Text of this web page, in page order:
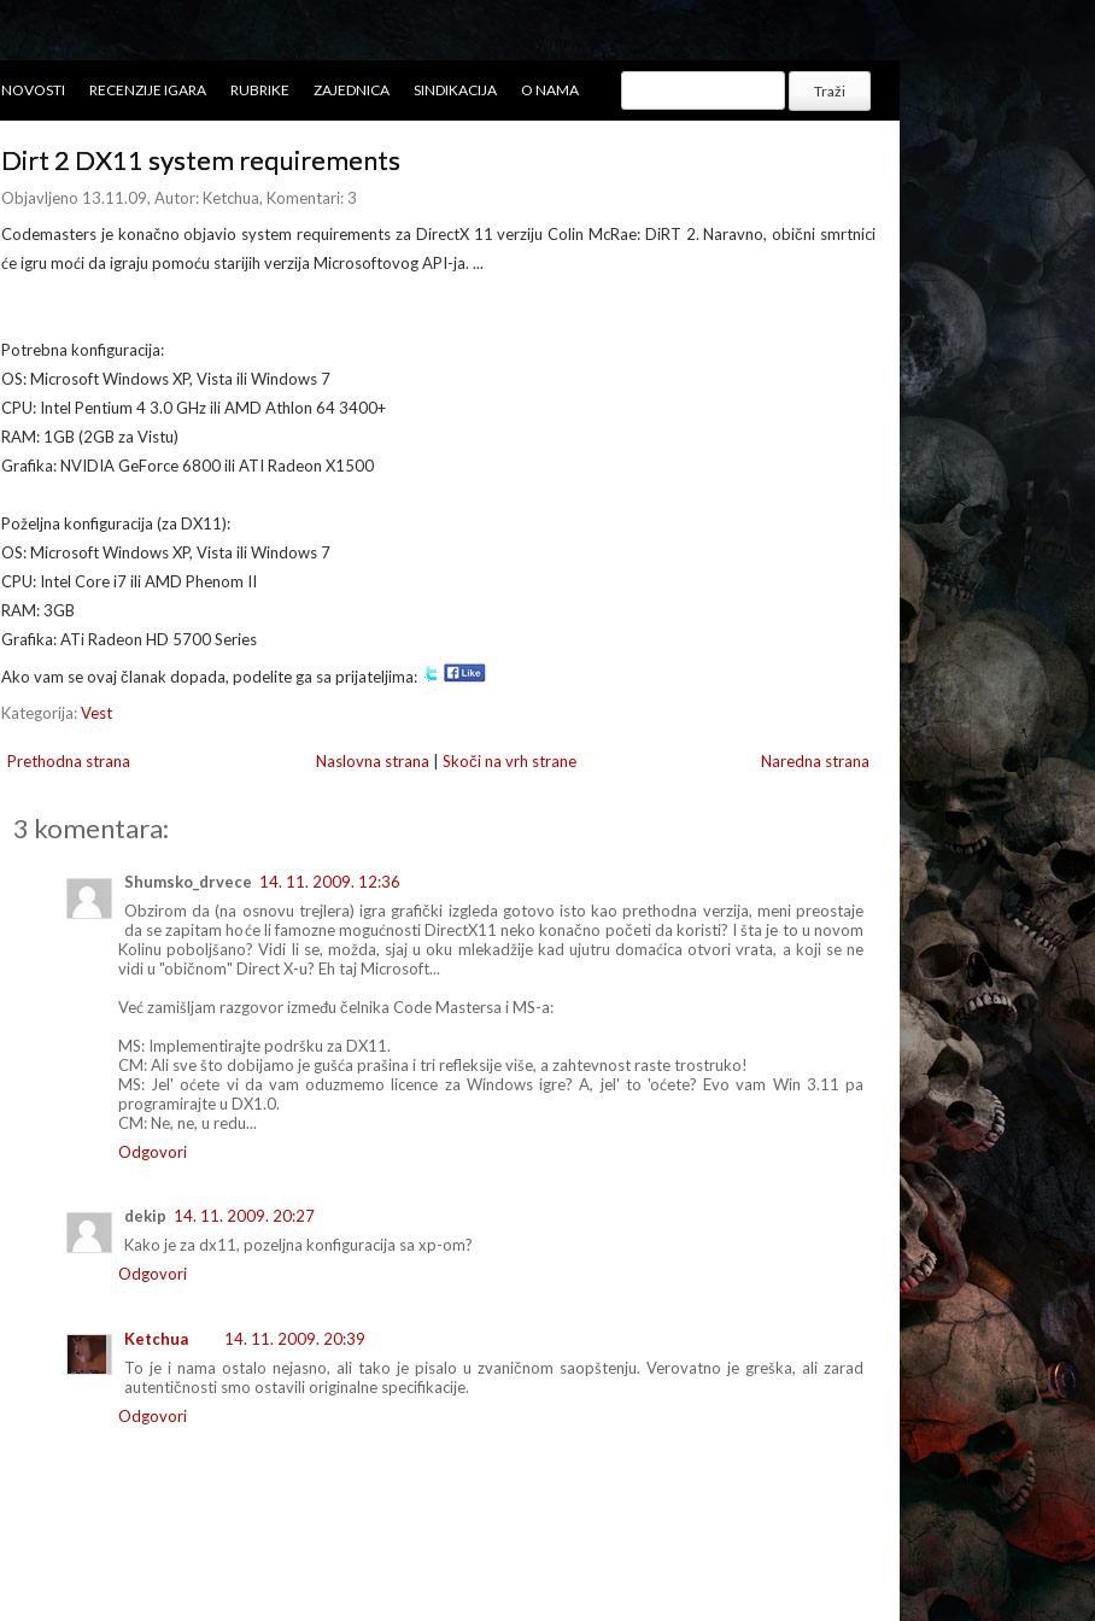
NOVOSTI RECENZIJE IGARA RUBRIKE ZAJEDNICA SINDIKACIJA O NAMA
Dirt 2 DX11 system requirements
Objavljeno 13.11.09, Autor:Ketchua, Komentari: 3
Codemasters je konačno objavio system requirements za DirectX 11 verziju Colin McRae: DiRT 2. Naravno, obični smrtnici
će igru moći da igraju pomoću starijih verzija Microsoftovog API-ja. ...
Potrebna konfiguracija:
OS: Microsoft Windows XP, Vista ili Windows 7
CPU: Intel Pentium 4 3.0 GHz ili AMD Athlon 64 3400+
RAM: 1GB (2GB za Vistu)
Grafika: NVIDIA GeForce 6800 ili ATI Radeon X1500
Poželjna konfiguracija (za DX11):
OS: Microsoft Windows XP, Vista ili Windows 7
CPU: Intel Core i7 ili AMD Phenom II
RAM: 3GB
Grafika: ATi Radeon HD 5700 Series
Ako vam se ovaj članak dopada, podelite ga sa prijateljima:
Kategorija:Vest
Naredna strana
Prethodna strana Naslovna strana Skoči na vrh strane
3 komentara:
Shumsko_drvece 14. 11. 2009. 12:36
Obzirom da (na osnovu trejlera) igra grafički izgleda gotovo isto kao prethodna verzija, meni preostaje
da se zapitam hoće li famozne mogućnosti DirectX11 neko konačno početi da koristi? I šta je to u novom
Kolinu poboljšano? Vidi li se, možda, sjaj u oku mlekadžije kad ujutru domaćica otvori vrata, a koji se ne
vidi u "običnom" Direct X-u? Eh taj Microsoft...
Već zamišljam razgovor između čelnika Code Mastersa i MS-a:
MS: Implementirajte podršku za DX11.
CM: Ali sve što dobijamo je gušća prašina i tri refleksije više, a zahtevnost raste trostruko!
MS: Jel' oćete vi da vam oduzmemo licence za Windows igre? A, jel' to 'oćete? Evo vam Win 3.11 pa
programirajte u DX1.0.
CM: Ne, ne, u redu...
Odgovori
dekip 14. 11. 2009. 20:27
Kako je za dx11, pozeljna konfiguracija sa xp-om?
Odgovori
Ketchua
14. 11. 2009. 20:39
To je i nama ostalo nejasno, ali tako je pisalo u zvaničnom saopštenju. Verovatno je greška, ali zarad
autentičnosti smo ostavili originalne specifikacije.
Odgovori